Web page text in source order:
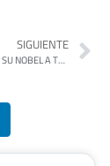
SIGUIENTE
MACHADO ENTREGÓ SU NOBEL A TRUMP Y DELCY RESPONDIÓ: “A WASHINGTON IRÍA DE PIE, NO ARRASTRÁNDOME”